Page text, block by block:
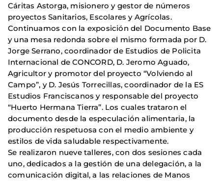
Cáritas Astorga, misionero y gestor de números
proyectos Sanitarios, Escolares y Agrícolas.
Continuamos con la exposición del Documento Base
y una mesa redonda sobre el mismo formada por D.
Jorge Serrano, coordinador de Estudios de Policita
Internacional de CONCORD, D. Jeromo Aguado,
Agricultor y promotor del proyecto “Volviendo al
Campo”, y D. Jesús Torrecillas, coordinador de la ES
Estudios Franciscanos y responsable del proyecto
“Huerto Hermana Tierra”. Los cuales trataron el
documento desde la especulación alimentaria, la
producción respetuosa con el medio ambiente y
estilos de vida saludable respectivamente.
Se realizaron nueve talleres, con dos sesiones cada
uno, dedicados a la gestión de una delegación, a la
comunicación digital, a las relaciones de Manos